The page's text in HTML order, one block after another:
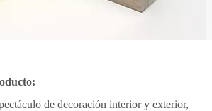
de decoración interior y exterior,